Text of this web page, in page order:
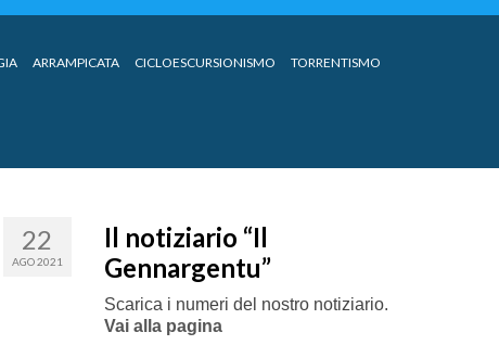
ARRAMPICATA CICLOESCURSIONISMO TORRENTISMO
22
AGO 2021
Il notiziario “Il
Gennargentu”
Scarica i numeri del nostro notiziario.
Vai alla pagina